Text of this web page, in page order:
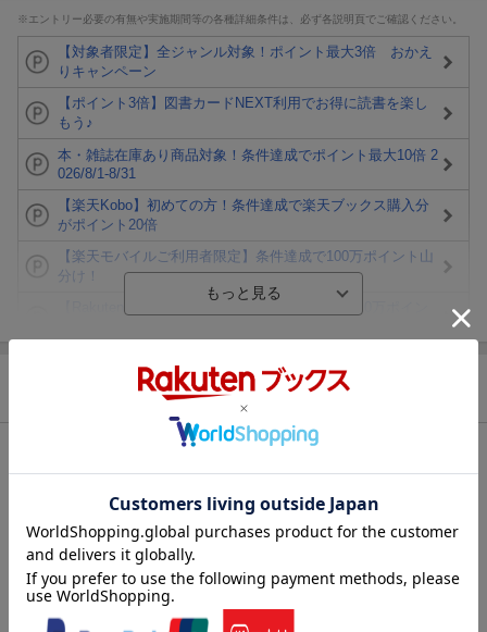
※エントリー必要の有無や実施期間等の各種詳細条件は、必ず各説明頁でご確認ください。
【対象者限定】全ジャンル対象！ポイント最大3倍 おかえ
りキャンペーン
【ポイント3倍】図書カードNEXT利用でお得に読書を楽し
もう♪
本・雑誌在庫あり商品対象！条件達成でポイント最大10倍 2
026/8/1-8/31
【楽天Kobo】初めての方！条件達成で楽天ブックス購入分
がポイント20倍
【楽天モバイルご利用者限定】条件達成で100万ポイント山
分け！
エントリー＆3,000円以上購入で無料データSIM（3GB/月プ
条件達成で楽天限定・宝塚歌劇 宙組貸切公演ペアチケット
が当たる
2023年05月22日
刊行形態 隔週刊
サイズ B5
楽天ブックス雑誌
コード